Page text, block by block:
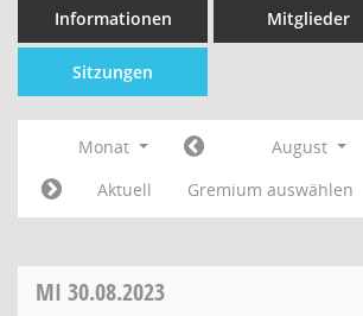
Informationen Mitglieder
Sitzungen
Monat August
Aktuell
Gremium auswählen
MI 30.08.2023